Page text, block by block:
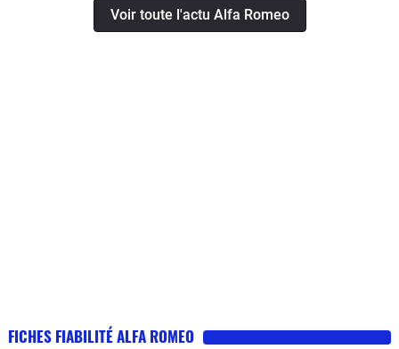
Voir toute l'actu Alfa Romeo
FICHES FIABILITÉ ALFA ROMEO